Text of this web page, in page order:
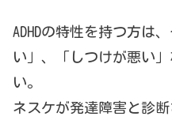
ADHDの特性を持つ方は
い」、「しつけが悪い
い。
ネスケが発達障害と診